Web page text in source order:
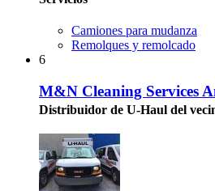
Camiones para mudanza
Remolques y remolcado
6
M&N Cleaning Services
Distribuidor de U-Haul del